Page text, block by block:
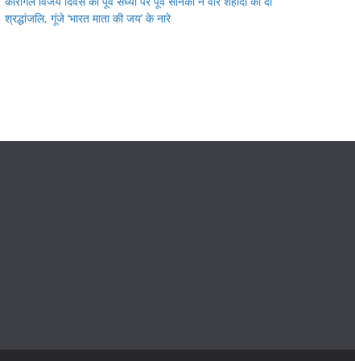
श्रद्धांजलि, गूंजे ‘भारत माता की जय’ के नारे